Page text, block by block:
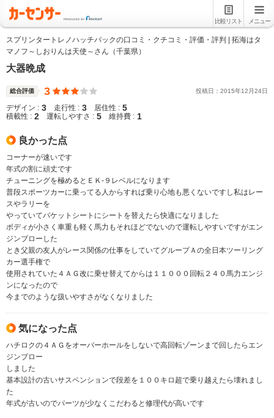
比較リスト メニュー
スプリンタートレノハッチバックの口コミ・クチコミ・評価・評判 | 拓海はタ
マノフ～しおりんは天使～さん（千葉県）
大器晩成
総合評価 3 投稿日： 2015年12 月24日
デザイン : 3 走行性 : 3 居住性 : 5
積載性 : 2 運転しやすさ : 5 維持費 : 1
良かった点
コーナーが速いです
年式の割に頑丈です
チューニングを極めるとＥＫ-９レベルになります
普段スポーツカーに乗ってる人からすれば乗り心地も悪くないですし私はレー
スやラリーを
やっていてバケットシートにシートを替えたら快適になりました
ボディが小さく車重も軽く馬力もそれほどでないので運転しやすいですがエン
ジンブローした
とき父親の友人がレース関係の仕事をしていてグループＡの全日本ツーリング
カー選手権で
使用されていた４ＡＧ改に乗せ替えてからは１１０００回転２４０馬力エンジ
ンになったので
今までのような扱いやすさがなくなりました
気になった点
ハチロクの４ＡＧをオーバーホールをしないで高回転ゾーンまで回したらエン
ジンブロー
しました
基本設計の古いサスペンションで段差を１００キロ超で乗り越えたら壊れまし
た
年式が古いのでパーツが少なくこだわると修理代が高いです